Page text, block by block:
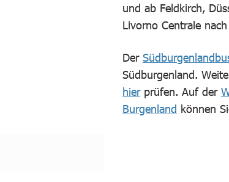
und ab Feldkirch,
Livorno Centrale nach
Der
Südburgenland.
hierprüfen. Auf der
Burgenland können